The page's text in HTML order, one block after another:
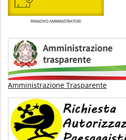
RINNOVO AMMINISTRATORI
Amministrazione Trasparente